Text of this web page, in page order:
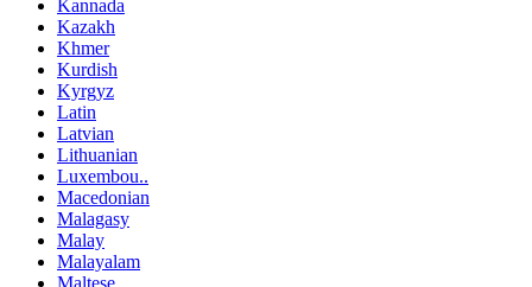
Kannada
Kazakh
Khmer
Kurdish
Kyrgyz
Latin
Latvian
Lithuanian
Luxembou..
Macedonian
Malagasy
Malay
Malayalam
Maltese